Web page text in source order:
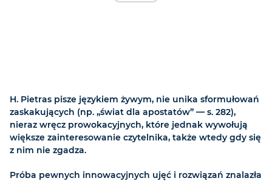
H. Pietras pisze językiem żywym, nie unika sformułowań
zaskakujących (np. „świat dla apostatów” — s. 282),
nieraz wręcz prowokacyjnych, które jednak wywołują
większe zainteresowanie czytelnika, także wtedy gdy się
z nim nie zgadza.
Próba pewnych innowacyjnych ujęć i rozwiązań znalazła